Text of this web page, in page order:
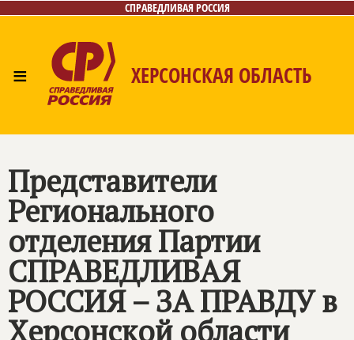
СПРАВЕДЛИВАЯ РОССИЯ
≡ ХЕРСОНСКАЯ ОБЛАСТЬ
Представители
Регионального
отделения Партии
СПРАВЕДЛИВАЯ
РОССИЯ – ЗА ПРАВДУв
Херсонской области